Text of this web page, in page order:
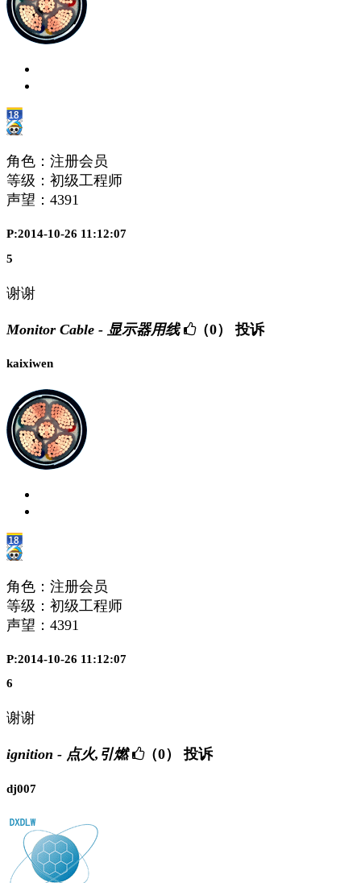
角色：注册会员
等级：初级工程师
声望： 4391
P:2014-10-26 11:12:07
5
谢谢
Monitor Cable - 显示器用线 （0） 投诉
kaixiwen
角色：注册会员
等级：初级工程师
声望： 4391
P:2014-10-26 11:12:07
6
谢谢
ignition - 点火,引燃 （0） 投诉
dj007